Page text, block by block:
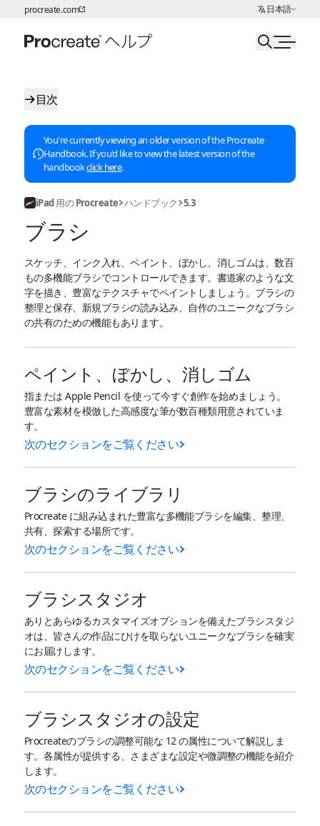
ページコンテンツへスキップ
procreate.com 日本語
言語の選択:
目次
You're currently viewing an older version of the Procreate
Handbook. If you'd like to view the latest version of the
handbookclick here.
iPad 用の Procreate ハンドブック 5.3
ブラシ
スケッチ、インク入れ、ペイント、ぼかし、消しゴムは、数百
もの多機能ブラシでコントロールできます。書道家のような文
字を描き、豊富なテクスチャでペイントしましょう。ブラシの
整理と保存、新規ブラシの読み込み、自作のユニークなブラシ
の共有のための機能もあります。
ペイント、ぼかし、消しゴム
指または Apple Pencil を使って今すぐ創作を始めましょう。
豊富な素材を模倣した高感度な筆が数百種類用意されていま
す。
次のセクションをご覧ください
ブラシのライブラリ
Procreate に組み込まれた豊富な多機能ブラシを編集、整理、
共有、探索する場所です。
次のセクションをご覧ください
ブラシスタジオ
ありとあらゆるカスタマイズオプションを備えたブラシスタジ
オは、皆さんの作品にひけを取らないユニークなブラシを確実
にお届けします。
次のセクションをご覧ください
ブラシスタジオの設定
Procreateのブラシの調整可能な 12 の属性について解説しま
す。各属性が提供する、さまざまな設定や微調整の機能を紹介
します。
次のセクションをご覧ください